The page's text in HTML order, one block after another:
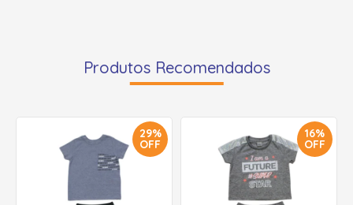
Produtos Recomendados
29%
OFF
16%
OFF